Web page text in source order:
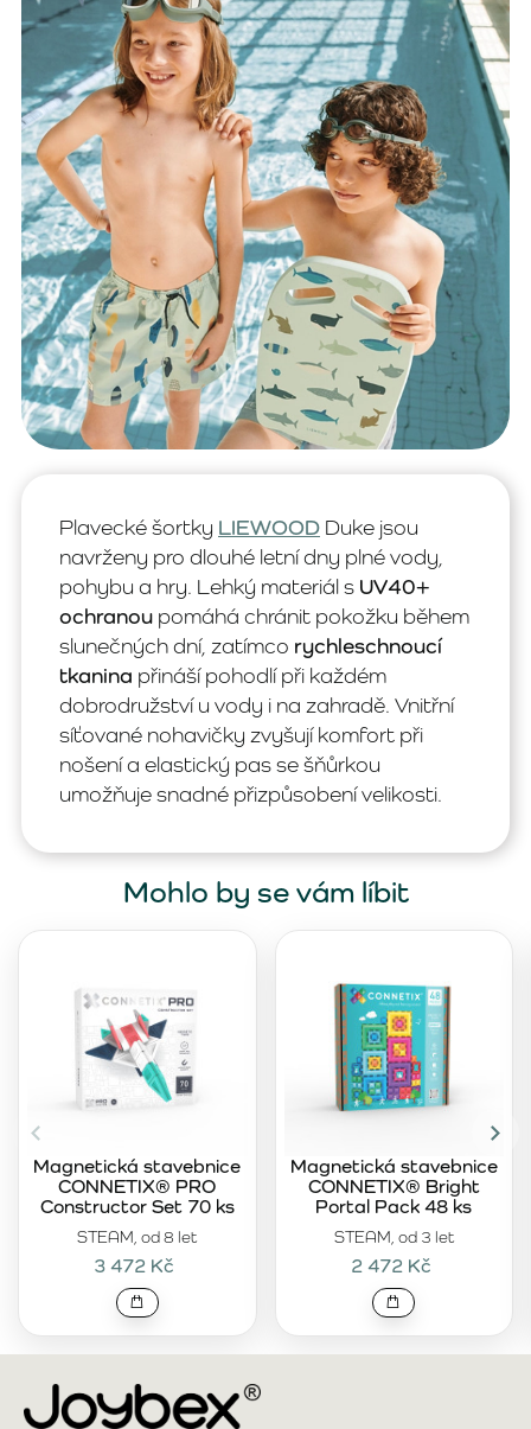
Plavecké šortky LIEWOOD Duke jsou
navrženy pro dlouhé letní dny plné vody,
pohybu a hry. Lehký materiál s UV40+
ochranou pomáhá chránit pokožku během
slunečných dní, zatímco rychleschnoucí
tkanina přináší pohodlí při každém
dobrodružství u vody i na zahradě. Vnitřní
síťované nohavičky zvyšují komfort při
nošení a elastický pas se šňůrkou
umožňuje snadné přizpůsobení velikosti.
Mohlo by se vám líbit
STEAM, od 8 let
Magnetická stavebnice
CONNETIX® PRO
Constructor Set 70 ks
3 472 Kč
STEAM, od 3 let
Magnetická stavebnice
CONNETIX® Bright
Portal Pack 48 ks
2 472 Kč